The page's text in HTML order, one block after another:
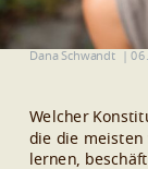
Dana Schwandt
Welcher
die die meisten
lernen,